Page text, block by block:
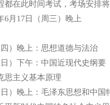
都在此时间考试，考场安排
6月17日（周三）晚上
）晚上：思想道德与法治
）下午：中国近现代史纲要
思主义基本原理
）晚上：毛泽东思想和中国